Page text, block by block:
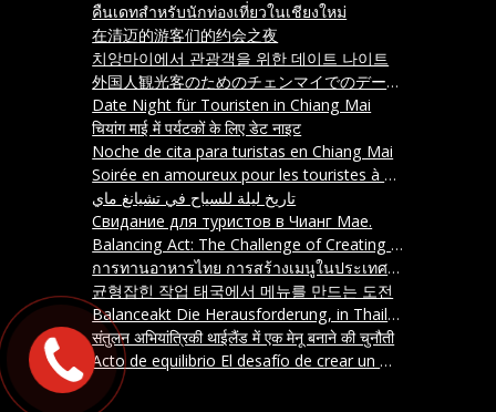
คืนเดทสำหรับนักท่องเที่ยวในเชียงใหม่
在清迈的游客们的约会之夜
치앙마이에서 관광객을 위한 데이트 나이트
外国人観光客のためのチェンマイでのデートナイト
Date Night für Touristen in Chiang Mai
चियांग माई में पर्यटकों के लिए डेट नाइट
Noche de cita para turistas en Chiang Mai
Soirée en amoureux pour les touristes à Chiang Mai
تاريخ ليلة للسياح في تشيانغ ماي
Свидание для туристов в Чианг Мае.
Balancing Act: The Challenge of Creating a Menu in Thailand
การทานอาหารไทย การสร้างเมนูในประเทศไทยที่ท้าทาย
균형잡힌 작업 태국에서 메뉴를 만드는 도전
Balanceakt Die Herausforderung, in Thailand ein Menü zu erstellen
संतुलन अभियांत्रिकी थाईलैंड में एक मेनू बनाने की चुनौती
Acto de equilibrio El desafío de crear un menú en Tailandia